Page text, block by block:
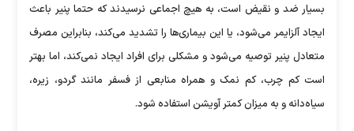
بسیار ضد و نقیض است، به هیچ اجماعی نرسیدند که حتما پنیر باعث
ایجاد آلزایمر می‌شود، یا این بیماری‌ها را تشدید می‌کند، بنابراین مصرف
متعادل پنیر توصیه می‌شود و مشکلی برای افراد ایجاد نمی‌کند، اما بهتر
است کم چرب، کم نمک و همراه منابعی از فسفر مانند گردو، زیره،
سیاه‌دانه و به میزان کمتر آویشن استفاده شود.